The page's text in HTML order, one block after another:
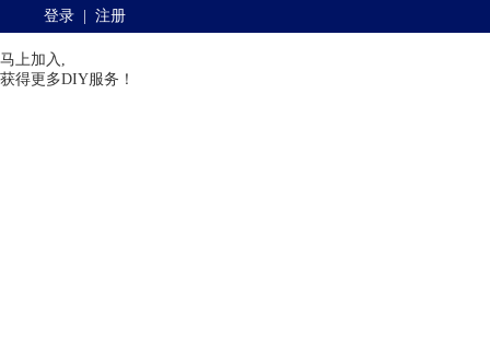
登录 注册
马上加入,
获得更多DIY服务！